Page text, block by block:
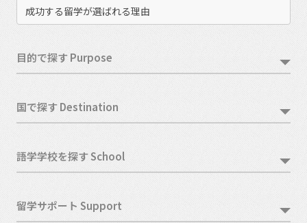
成功する留学が選ばれる理由
目的で探す Purpose
国で探す Destination
語学学校を探す School
留学サポート Support